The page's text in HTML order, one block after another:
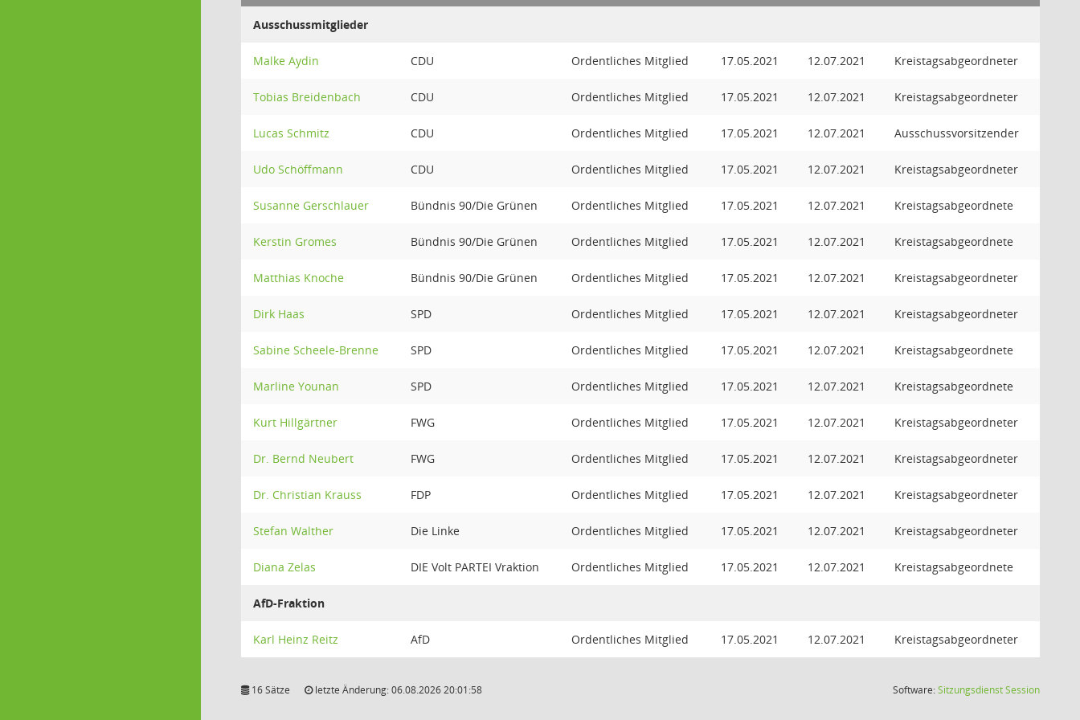
Ausschussmitglieder
Malke Aydin CDU Ordentliches Mitglied 17.05.2021 12.07.2021 Kreistagsabgeordneter
Tobias Breidenbach CDU Ordentliches Mitglied 17.05.2021 12.07.2021 Kreistagsabgeordneter
Lucas Schmitz CDU Ordentliches Mitglied 17.05.2021 12.07.2021 Ausschussvorsitzender
Udo Schöffmann CDU Ordentliches Mitglied 17.05.2021 12.07.2021 Kreistagsabgeordneter
Susanne Gerschlauer Bündnis 90/Die Grünen Ordentliches Mitglied 17.05.2021 12.07.2021 Kreistagsabgeordnete
Kerstin Gromes Bündnis 90/Die Grünen Ordentliches Mitglied 17.05.2021 12.07.2021 Kreistagsabgeordnete
Matthias Knoche Bündnis 90/Die Grünen Ordentliches Mitglied 17.05.2021 12.07.2021 Kreistagsabgeordneter
Dirk Haas SPD Ordentliches Mitglied 17.05.2021 12.07.2021 Kreistagsabgeordneter
Sabine Scheele-Brenne SPD Ordentliches Mitglied 17.05.2021 12.07.2021 Kreistagsabgeordnete
Marline Younan SPD Ordentliches Mitglied 17.05.2021 12.07.2021 Kreistagsabgeordnete
Kurt Hillgärtner FWG Ordentliches Mitglied 17.05.2021 12.07.2021 Kreistagsabgeordneter
Dr. Bernd Neubert FWG Ordentliches Mitglied 17.05.2021 12.07.2021 Kreistagsabgeordneter
Dr. Christian Krauss FDP Ordentliches Mitglied 17.05.2021 12.07.2021 Kreistagsabgeordneter
Stefan Walther Die Linke Ordentliches Mitglied 17.05.2021 12.07.2021 Kreistagsabgeordneter
Diana Zelas DIE Volt PARTEI Vraktion Ordentliches Mitglied 17.05.2021 12.07.2021 Kreistagsabgeordnete
AfD-Fraktion
Karl Heinz Reitz AfD Ordentliches Mitglied 17.05.2021 12.07.2021 Kreistagsabgeordneter
16 Sätze letzte Änderung: 06.08.2026 20:01:58 Software:SitzungsdienstSession(Wird in